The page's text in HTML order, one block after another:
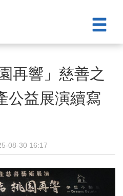
再響」慈善之
益展演續寫
08-30 16:17